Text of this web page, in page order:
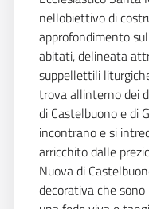
nellobiettivo di
approfondimento
abitati, delineata
suppellettili
trova allinterno dei
di Castelbuono e di
incontrano e si
arricchito dalle
Nuova di
decorativa che